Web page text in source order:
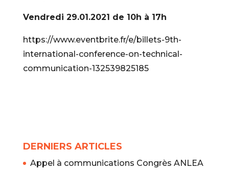
Vendredi 29.01.2021 de 10h à 17h
https://www.eventbrite.fr/e/billets-9th-
international-conference-on-technical-
communication-132539825185
DERNIERS ARTICLES
Appel à communications Congrès ANLEA